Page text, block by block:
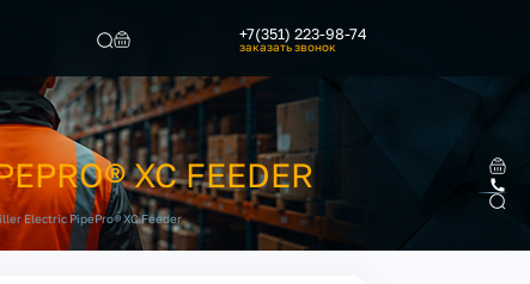
+7(351) 223-98-74
заказать звонок
XC FEEDER
Electric PipePro® XC Feeder